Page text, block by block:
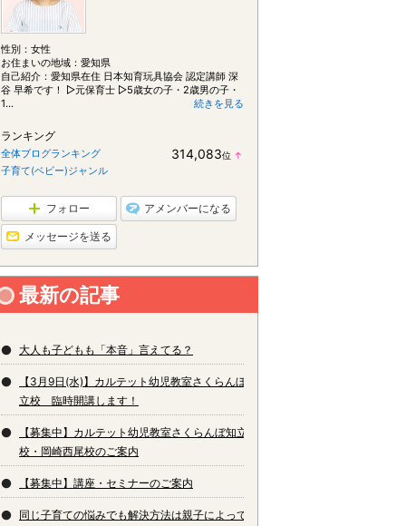
性別： 女性
お住まいの地域： 愛知県
自己紹介：愛知県在住 日本知育玩具協会 認定講師 深
谷 早希です！ ▷元保育士 ▷5歳女の子・2歳男の子・
1...
続きを見る
ランキング
全体ブログランキング 314,083位 ↑
子育て(ベビー)ジャンル
フォロー アメンバーになる
メッセージを送る
最新の記事
大人も子どもも「本音」言えてる？
【3月9日(水)】カルテット幼児教室さくらんぼ知
立校 臨時開講します！
【募集中】カルテット幼児教室さくらんぼ知立
校・岡崎西尾校のご案内
【募集中】講座・セミナーのご案内
同じ子育ての悩みでも解決方法は親子によってま